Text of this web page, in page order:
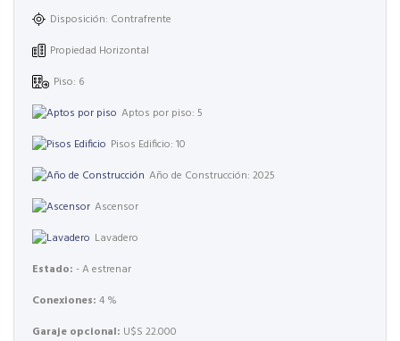
Disposición: Contrafrente
Propiedad Horizontal
Piso: 6
Aptos por piso: 5
Pisos Edificio: 10
Año de Construcción: 2025
Ascensor
Lavadero
Estado: - A estrenar
Conexiones: 4 %
Garaje opcional: U$S 22.000